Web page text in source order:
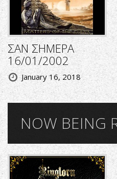
ΣΑΝ ΣΗΜΕΡΑ
16/01/2002
January 16, 2018
NOW BEING